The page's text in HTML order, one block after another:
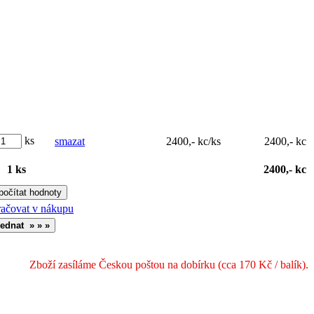
ks smazat 2400,- kc/ks 2400,- kc
1 ks 2400,- kc
v nákupu
Zboží zasíláme Českou poštou na dobírku (cca 170 Kč / balík).